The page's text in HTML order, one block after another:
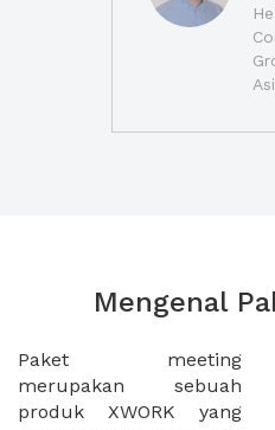
Mengenal
Paket meeting
merupakan sebuah
produk XWORK yang
makan malam, dan juga
coffee break disela-sela
acara meeting Anda.